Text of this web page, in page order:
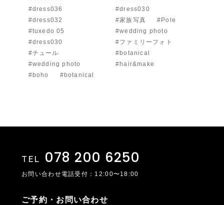
#dress036
#dress032
#tuxedo 05
#dress030
#チュール
#wedding photo
#boho
#botanical
#dress030
#家族写真
#Pole
#wedding photo
#ファミリーフォト
#botanical
#hair&make
TEL 078 200 6250
お問い合わせ電話受付：12:00〜18:00
ご予約・お問い合わせ